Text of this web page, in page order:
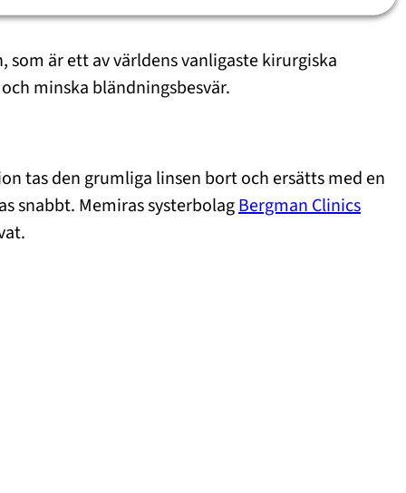
är ett av världens vanligaste kirurgiska
minska bländningsbesvär.
tas den grumliga linsen bort och ersätts med en
snabbt. Memiras systerbolagBergman Clinics